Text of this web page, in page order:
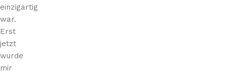
einzigartig
war.
Erst
jetzt
wurde
mir